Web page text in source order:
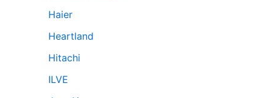
Haier
Heartland
Hitachi
ILVE